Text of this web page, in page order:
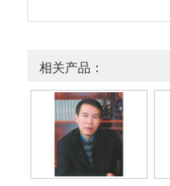
相关产品：